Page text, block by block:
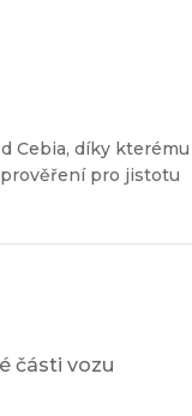
Cebia, díky kterému
pro jistotu
části vozu